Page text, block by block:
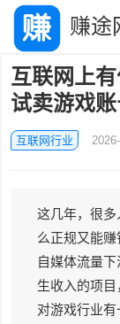
赚途
互联网上
试卖游戏
互联网行业
这几年，很
么正规又能赚
自媒体流量
生收入的项
对游戏行业